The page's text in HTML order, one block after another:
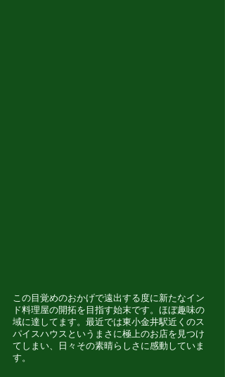
この目覚めのおかげで遠出する度に新たなイン
ド料理屋の開拓を目指す始末です。ほぼ趣味の
域に達してます。最近では東小金井駅近くのス
パイスハウスというまさに極上のお店を見つけ
てしまい、日々その素晴らしさに感動していま
す。